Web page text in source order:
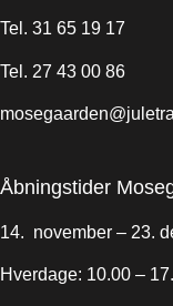
Tel. 31 65 19 17
Tel. 27 43 00 86
Åbningstider
14. november – 23.
Hverdage: 10.00 –